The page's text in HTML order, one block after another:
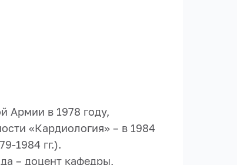
Армии в 1978 году,
«Кардиология» – в 1984
1984 гг.).
– доцент кафедры,